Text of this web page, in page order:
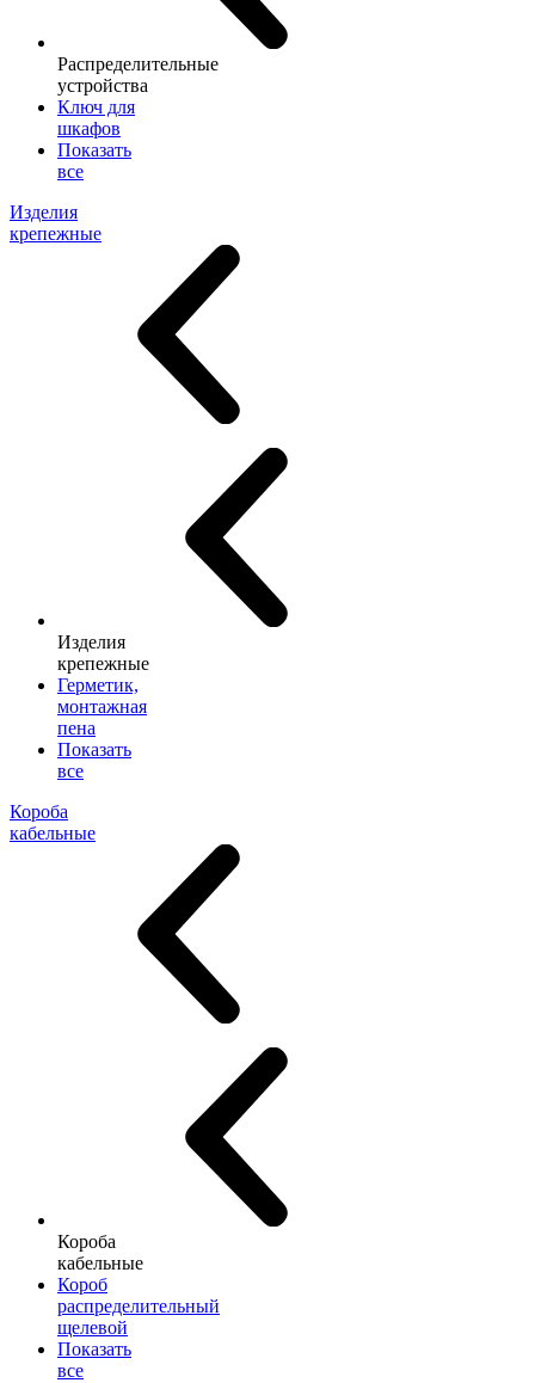
Распределительные
устройства
Ключ для
шкафов
Показать
все
Изделия
крепежные
Изделия
крепежные
Герметик,
монтажная
пена
Показать
все
Короба
кабельные
Короба
кабельные
Короб
распределительный
щелевой
Показать
все